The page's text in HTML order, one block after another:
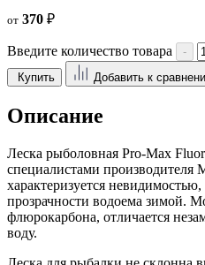
от 370 ₽
Введите количество товара -
Купить
Добавить к
Описание
Леска рыболовная Pro-Max
специалистами
характеризуется
прозрачности водоема зимой.
флюрокарбона, отличается
воду.